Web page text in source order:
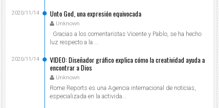
Unto God, una expresión equivocada
Unknown
2020/11/14
Gracias a los comentaristas Vicente y Pablo, se ha hecho
luz respecto a la ...
VIDEO: Diseñador gráfico explica cómo la creatividad ayuda a
encontrar a Dios
Unknown
2020/11/14
Rome Reports es una Agencia internacional de noticias,
especializada en la activida...